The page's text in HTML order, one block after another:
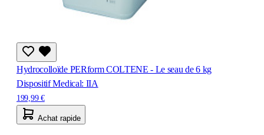
Hydrocolloïde PERform COLTENE - Le seau de 6 kg
Dispositif Medical: IIA
199,99 €
Achat rapide